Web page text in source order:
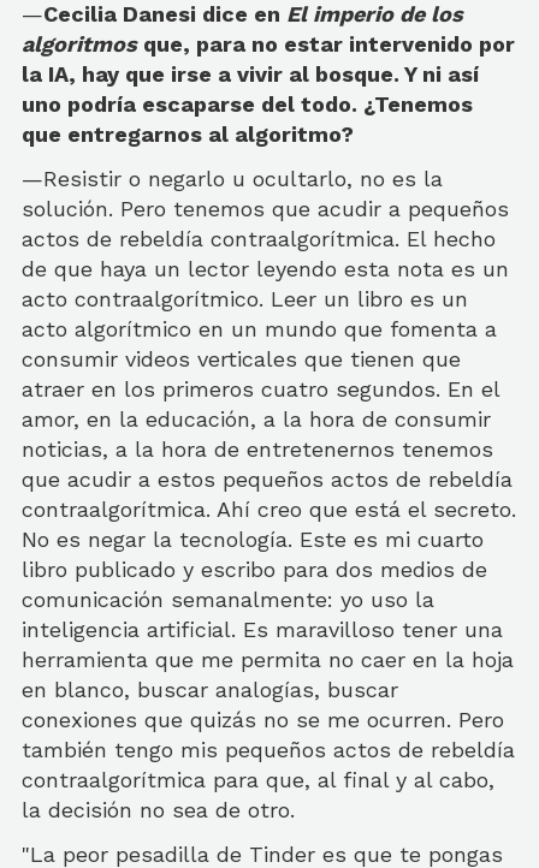
—Cecilia Danesi dice en El imperio de los
algoritmosque, para no estar intervenido por
la IA, hay que irse a vivir al bosque. Y ni así
uno podría escaparse del todo. ¿Tenemos
que entregarnos al algoritmo?
—Resistir o negarlo u ocultarlo, no es la
solución. Pero tenemos que acudir a pequeños
actos de rebeldía contraalgorítmica. El hecho
de que haya un lector leyendo esta nota es un
acto contraalgorítmico. Leer un libro es un
acto algorítmico en un mundo que fomenta a
consumir videos verticales que tienen que
atraer en los primeros cuatro segundos. En el
amor, en la educación, a la hora de consumir
noticias, a la hora de entretenernos tenemos
que acudir a estos pequeños actos de rebeldía
contraalgorítmica. Ahí creo que está el secreto.
No es negar la tecnología. Este es mi cuarto
libro publicado y escribo para dos medios de
comunicación semanalmente: yo uso la
inteligencia artificial. Es maravilloso tener una
herramienta que me permita no caer en la hoja
en blanco, buscar analogías, buscar
conexiones que quizás no se me ocurren. Pero
también tengo mis pequeños actos de rebeldía
contraalgorítmica para que, al final y al cabo,
la decisión no sea de otro.
"La peor pesadilla de Tinder es que te pongas